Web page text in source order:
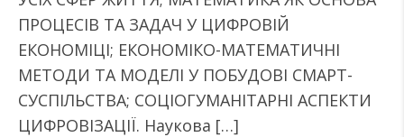
ПРОЦЕСІВ ТА ЗАДАЧ У ЦИФРОВІЙ
ЕКОНОМІЦІ; ЕКОНОМІКО-МАТЕМАТИЧНІ
МЕТОДИ ТА МОДЕЛІ У ПОБУДОВІ СМАРТ-
СУСПІЛЬСТВА; СОЦІОГУМАНІТАРНІ АСПЕКТИ
ЦИФРОВІЗАЦІЇ. Наукова […]